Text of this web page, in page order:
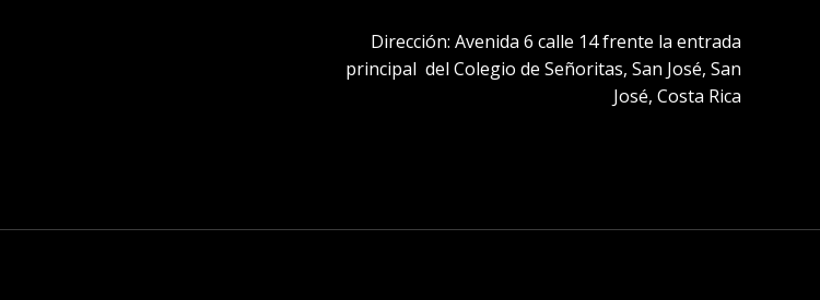
Dirección: Avenida 6 calle 14 frente la entrada
principal del Colegio de Señoritas, San José, San
José, Costa Rica